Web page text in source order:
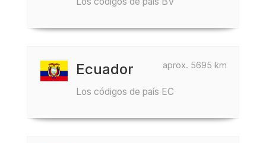
aprox. 5695 km
Ecuador
Los códigos de país EC